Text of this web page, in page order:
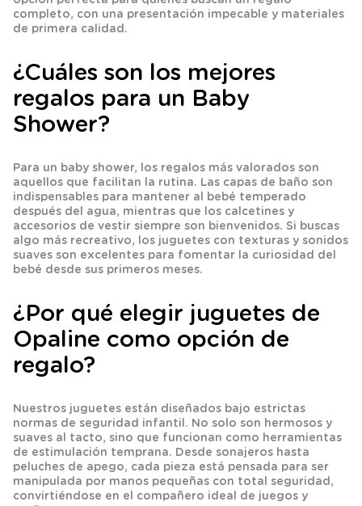
completo, con una presentación impecable y materiales
de primera calidad.
¿Cuáles son los mejores
regalos para un Baby
Shower?
Para un baby shower, los regalos más valorados son
aquellos que facilitan la rutina. Las capas de baño son
indispensables para mantener al bebé temperado
después del agua, mientras que los calcetines y
accesorios de vestir siempre son bienvenidos. Si buscas
algo más recreativo, los juguetes con texturas y sonidos
suaves son excelentes para fomentar la curiosidad del
bebé desde sus primeros meses.
¿Por qué elegir juguetes de
Opaline como opción de
regalo?
Nuestros juguetes están diseñados bajo estrictas
normas de seguridad infantil. No solo son hermosos y
suaves al tacto, sino que funcionan como herramientas
de estimulación temprana. Desde sonajeros hasta
peluches de apego, cada pieza está pensada para ser
manipulada por manos pequeñas con total seguridad,
convirtiéndose en el compañero ideal de juegos y